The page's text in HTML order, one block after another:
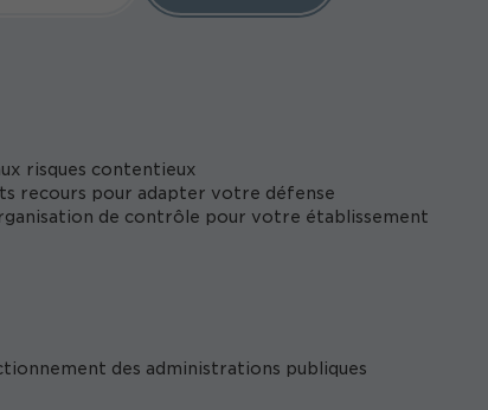
risques contentieux
recours pour adapter votre défense
de contrôle pour votre établissement
des administrations publiques